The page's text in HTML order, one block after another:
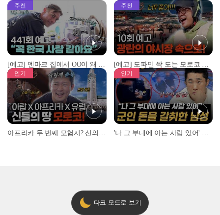
추천
[예고] 덴마크 집에서 OO이 왜 나와...? 이상할 정도로 한국을 사랑하는 우리 형을 제보합니다!
추천
[예고] 도파민 싹 도는 모로코 야시장 투어!
인기 인기
다크 모드로 보기